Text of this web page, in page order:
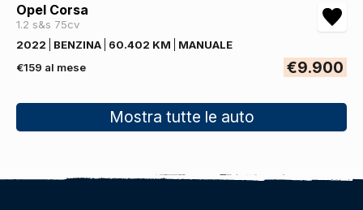
Opel Corsa
1.2 s&s 75cv
2022
BENZINA 60.402 KM
MANUALE
€159 al mese
€9.900
Mostra tutte le auto